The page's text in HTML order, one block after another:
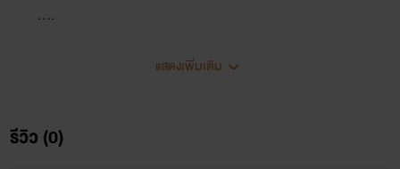
....
"หมอผมเป็นโรคอะคับทำไงดี"
"โรคขาดผู้ชายในหัวใจอ่ะคับ"
แสดงเพิ่มเติม
รีวิว (0)